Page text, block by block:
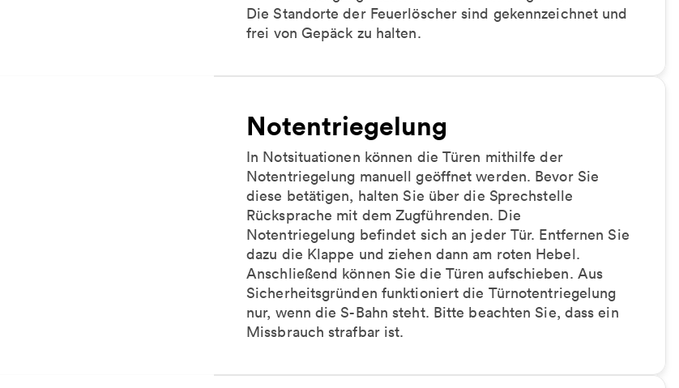
Die Standorte der Feuerlöscher sind gekennzeichnet und
frei von Gepäck zu halten.
Notentriegelung
In Notsituationen können die Türen mithilfe der
Notentriegelung manuell geöffnet werden. Bevor Sie
diese betätigen, halten Sie über die Sprechstelle
Rücksprache mit dem Zugführenden. Die
Notentriegelung befindet sich an jeder Tür. Entfernen Sie
dazu die Klappe und ziehen dann am roten Hebel.
Anschließend können Sie die Türen aufschieben. Aus
Sicherheitsgründen funktioniert die Türnotentriegelung
nur, wenn die S-Bahn steht. Bitte beachten Sie, dass ein
Missbrauch strafbar ist.